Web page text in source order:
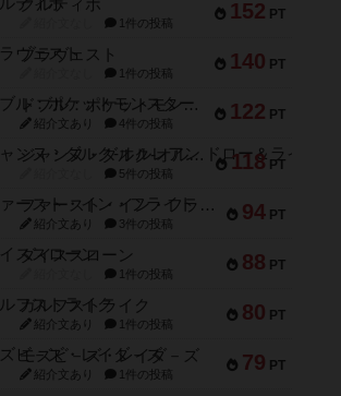
152 PT
クルティボ
1件の投稿
140 PT
ブラヴェスト
1件の投稿
122 PT
ドブル：ポケットモンスター
紹介文あり 4件の投稿
118 PT
ジャンヌ・ダルク-オルレアン ドロー＆ライト
5件の投稿
94 PT
ファースト・イン・フライト
紹介文あり 3件の投稿
88 PT
ダイススローン
1件の投稿
80 PT
ガルフストライク
紹介文あり 1件の投稿
79 PT
モズビ－ズ・レイダ－ズ
紹介文あり 1件の投稿